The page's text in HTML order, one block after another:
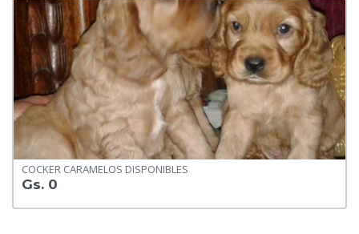
COCKER CARAMELOS DISPONIBLES
Gs. 0